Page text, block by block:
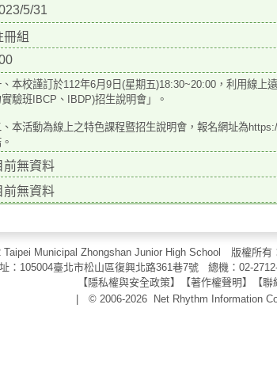
5/31
冊組
本校謹訂於112年6月9日(星期五)18:30~20:00，利用線
實驗班IBCP、IBDP)招生說明會」。
本活動為線上之特色課程暨招生說明會，報名網址為
前無資料
前無資料
Taipei Municipal Zhongshan Junior High School 版權所
：105004臺北市松山區復興北路361巷7號 總機：02-
【隱私權與安全政策】【著作權聲明 】 【聯
| © 2006-2026
Net Rhythm Information